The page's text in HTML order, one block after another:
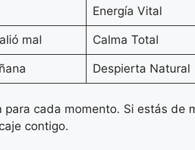
Energía Vital
mal Calma Total
Despierta Natural
cada momento. Si estás
contigo.